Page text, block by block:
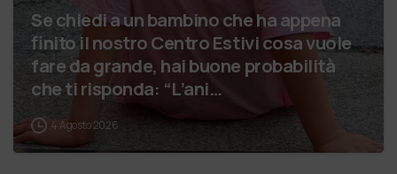
Se chiedi a un bambino che ha appena
finito il nostro Centro Estivi cosa vuole
fare da grande, hai buone probabilità
che ti risponda: “L’ani…
4 Agosto 2026